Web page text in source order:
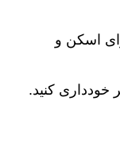
اسکن و
خودداری کنید.